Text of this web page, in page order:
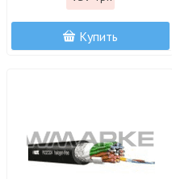
Купить